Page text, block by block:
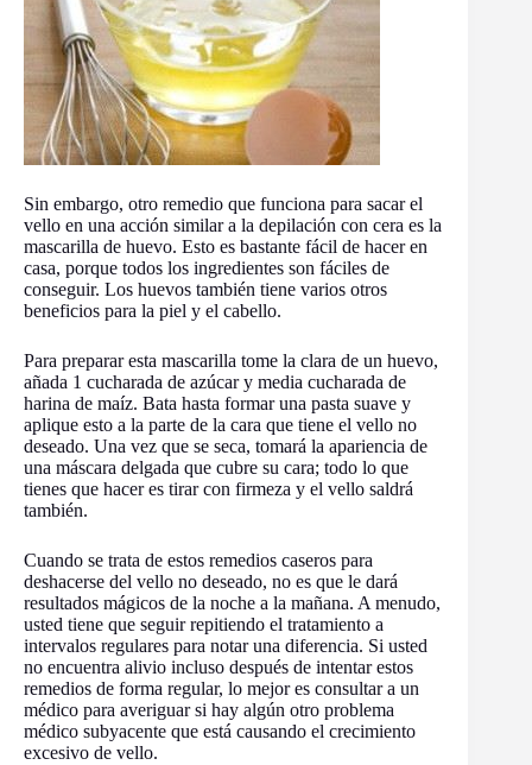
Sin embargo, otro remedio que funciona para sacar el
vello en una acción similar a la depilación con cera es la
mascarilla de huevo. Esto es bastante fácil de hacer en
casa, porque todos los ingredientes son fáciles de
conseguir. Los huevos también tiene varios otros
beneficios para la piel y el cabello.
Para preparar esta mascarilla tome la clara de un huevo,
añada 1 cucharada de azúcar y media cucharada de
harina de maíz. Bata hasta formar una pasta suave y
aplique esto a la parte de la cara que tiene el vello no
deseado. Una vez que se seca, tomará la apariencia de
una máscara delgada que cubre su cara; todo lo que
tienes que hacer es tirar con firmeza y el vello saldrá
también.
Cuando se trata de estos remedios caseros para
deshacerse del vello no deseado, no es que le dará
resultados mágicos de la noche a la mañana. A menudo,
usted tiene que seguir repitiendo el tratamiento a
intervalos regulares para notar una diferencia. Si usted
no encuentra alivio incluso después de intentar estos
remedios de forma regular, lo mejor es consultar a un
médico para averiguar si hay algún otro problema
médico subyacente que está causando el crecimiento
excesivo de vello.